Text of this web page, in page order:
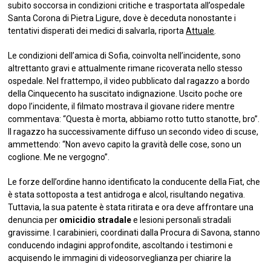
subito soccorsa in condizioni critiche e trasportata all’ospedale
Santa Corona di Pietra Ligure, dove è deceduta nonostante i
tentativi disperati dei medici di salvarla, riportaAttuale.
Le condizioni dell’amica di Sofia, coinvolta nell’incidente, sono
altrettanto gravi e attualmente rimane ricoverata nello stesso
ospedale. Nel frattempo, il video pubblicato dal ragazzo a bordo
della Cinquecento ha suscitato indignazione. Uscito poche ore
dopo l’incidente, il filmato mostrava il giovane ridere mentre
commentava: “Questa è morta, abbiamo rotto tutto stanotte, bro”.
Il ragazzo ha successivamente diffuso un secondo video di scuse,
ammettendo: “Non avevo capito la gravità delle cose, sono un
coglione. Me ne vergogno”.
Le forze dell’ordine hanno identificato la conducente della Fiat, che
è stata sottoposta a test antidroga e alcol, risultando negativa.
Tuttavia, la sua patente è stata ritirata e ora deve affrontare una
denuncia per omicidio stradalee lesioni personali stradali
gravissime. I carabinieri, coordinati dalla Procura di Savona, stanno
conducendo indagini approfondite, ascoltando i testimoni e
acquisendo le immagini di videosorveglianza per chiarire la